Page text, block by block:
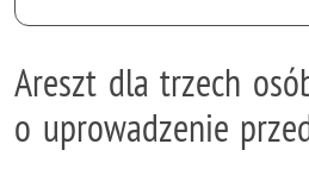
Areszt dla trzech
o uprowadzenie